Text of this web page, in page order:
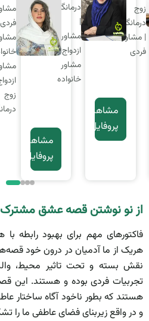
زوج
درمانگر
| مشاور
فردی
درمانگر
|
مشاور
ازدواج |
مشاور
خانواده
مشاهده
پروفایل
زوج
مشاهده
پروفایل
از نو نوشتن قصه عشق مشترک
فاکتورهای مهم برای بهبود رابطه
هریک از ما آدمیان در درون خود
نقش بسته‌ و تحت تاثیر محیط،
تجربیات فردی بوده و هستند.
هستند که بطور ناخود آگاه ساختار
و در واقع زیربنای فضای عاطفی ما را